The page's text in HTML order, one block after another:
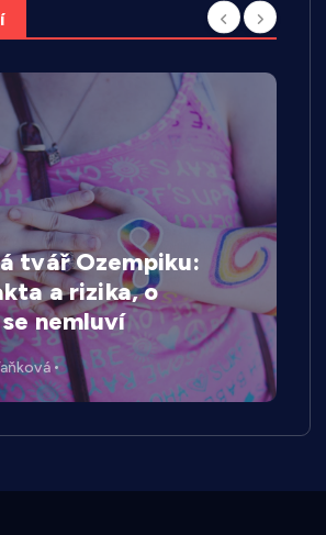
tvář Ozempiku:
a rizika, o
nemluví